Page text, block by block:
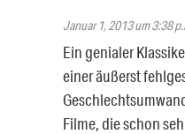
Januar 1, 2013 um 3:38
Ein genialer
einer äußerst
Filme, die schon